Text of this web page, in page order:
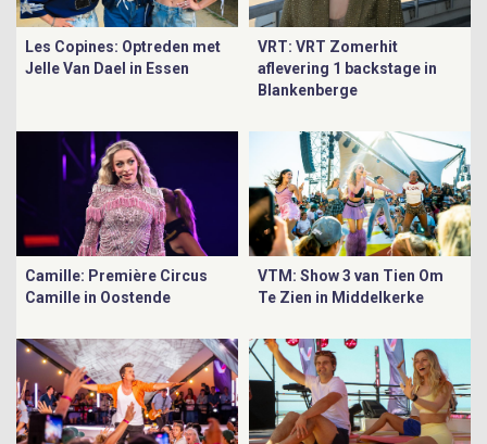
Les Copines: Optreden met
Jelle Van Dael in Essen
VRT: VRT Zomerhit
aflevering 1 backstage in
Blankenberge
Camille: Première Circus
Camille in Oostende
VTM: Show 3 van Tien Om
Te Zien in Middelkerke